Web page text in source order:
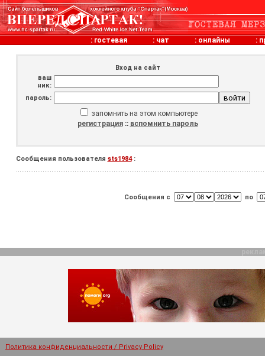
: гостевая : чат : онлайны :
Вход на сайт
ваш
ник:
пароль:
запомнить на этом компьютере
регистрация:: вспомнить пароль
Сообщения пользователя sts1984:
Сообщения с по
Политика конфиденциальности / Privacy Policy